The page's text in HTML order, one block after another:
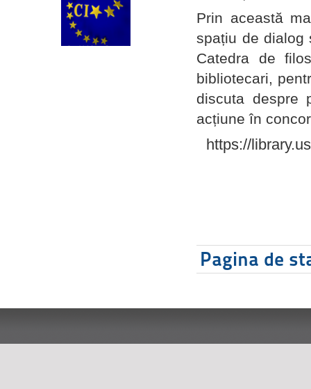
Prin această
spațiu de dialog
Catedra de
bibliotecari,
discuta despre
acțiune în
https://
Pagina de